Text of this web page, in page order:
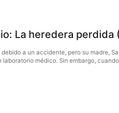
La heredera perdida
a un accidente, pero su madre,
laboratorio médico. Sin embargo,